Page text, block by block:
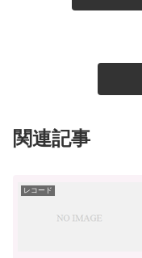
関連記事
レコード